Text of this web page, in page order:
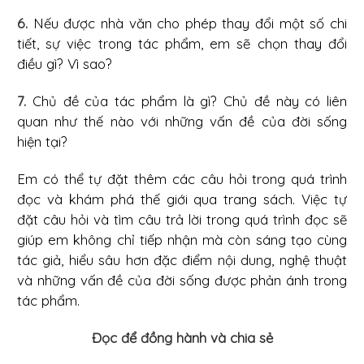
6. Nếu được nhà văn cho phép thay đổi một số chi
tiết, sự việc trong tác phẩm, em sẽ chọn thay đổi
điều gì? Vì sao?
7. Chủ đề của tác phẩm là gì? Chủ đề này có liên
quan như thế nào với những vấn đề của đời sống
hiện tại?
Em có thể tự đặt thêm các câu hỏi trong quá trình
đọc và khám phá thế giới qua trang sách. Việc tự
đặt câu hỏi và tìm câu trả lời trong quá trình đọc sẽ
giúp em không chỉ tiếp nhận mà còn sáng tạo cùng
tác giả, hiểu sâu hơn đặc điểm nội dung, nghệ thuật
và những vấn đề của đời sống được phản ánh trong
tác phẩm.
Đọc để đồng hành và chia sẻ